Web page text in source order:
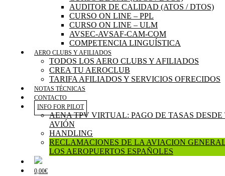
AUDITOR DE CALIDAD (ATOS / DTOS)
CURSO ON LINE – PPL
CURSO ON LINE – ULM
AVSEC-AVSAF-CAM-COM
COMPETENCIA LINGUÍSTICA
AERO CLUBS Y AFILIADOS
TODOS LOS AERO CLUBS Y AFILIADOS
CREA TU AEROCLUB
TARIFA AFILIADOS Y SERVICIOS OFRECIDOS
NOTAS TÉCNICAS
CONTACTO
INFO FOR PILOT
AENA TPV VIRTUAL: PAGO DE TASAS DESDE
AVIÓN
HANDLING
RECLAMACIONES DE LA AVIACION
LOS AEROPUERTOS ESPAÑOLES
0,00€